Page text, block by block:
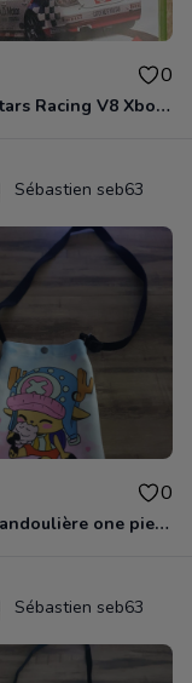
0
Superstars Racing V8 Xbox 360
Sébastien seb63
0
sac à bandoulière one piece chopper
Sébastien seb63